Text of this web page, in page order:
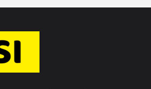
Viền mạ điện kim loại (Màu sắc đa